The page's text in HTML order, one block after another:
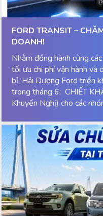
FORD TRANSIT –
DOANH!
Nhằm đồng hành cùng
tối ưu chi phí vận hành và
bỉ, Hải Dương Ford triển
trong tháng 6: CHIẾT
Khuyến Nghị) cho các